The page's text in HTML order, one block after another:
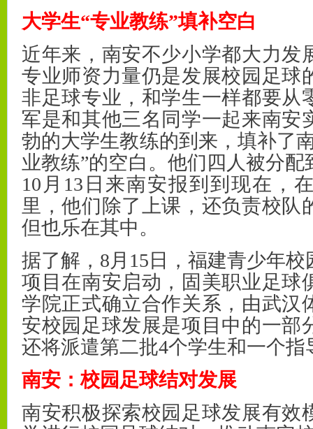
大学生“专业教练”填补空白
近年来，南安不少小学都大力发
专业师资力量仍是发展校园足球
非足球专业，和学生一样都要从
军是和其他三名同学一起来南安
勃的大学生教练的到来，填补了
业教练”的空白。他们四人被分
10月13日来南安报到到现在，
里，他们除了上课，还负责校队
但也乐在其中。
据了解，8月15日，福建青少年
项目在南安启动，固美职业足球
学院正式确立合作关系，由武汉
安校园足球发展是项目中的一部
还将派遣第二批4个学生和一个指
南安：校园足球结对发展
南安积极探索校园足球发展有效